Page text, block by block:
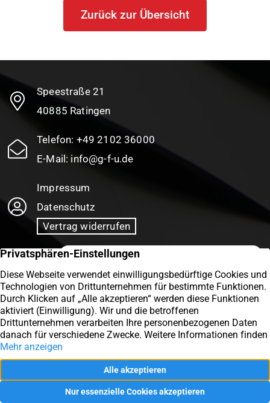
Zurück zur Übersicht
Speestraße 21
40885 Ratingen
Telefon: +49 2102 36000
E-Mail: info@g-f-u.de
Impressum
Datenschutz
Vertrag widerrufen